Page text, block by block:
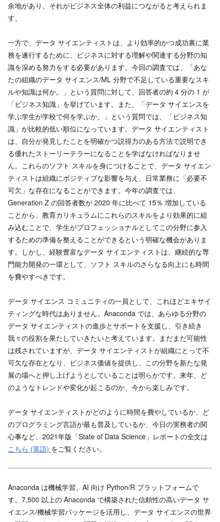
余地があり、それがビジネス全体の利益につながると考えられま
す。
一方で、データ サイエンティストは、より効率的かつ成功裏に業
務を遂行するために、ビジネスに対する理解や関連する分野の知
識を深める努力をする必要があります。今回の調査では、「あな
たの組織のデータ サイエンス/ML 分野で不足している重要なスキ
ルや知識は何か。」という質問に対して、回答者の約 4 分の 1 が
「ビジネス知識」を挙げています。また、「データ サイエンスを
学ぶ学生が学校で何を学ぶか。」という質問では、「ビジネス知
識」が比較的低い順位になっています。データ サイエンティスト
は、自分が発見したことを明確かつ説得力のある方法で説明でき
る優れたストーリーテラーになることを学ばなければなりませ
ん。これらのソフト スキルを身につけることで、データ サイエン
ティストは組織にポジティブな影響を与え、日常業務に「必要不
可欠」な存在になることができます。今年の調査では、
Generation Z の回答者数が 2020 年に比べて 15％ 増加している
ことから、教育カリキュラムにこれらのスキルをより効果的に組
み込むことで、学生がプロフェッショナルとしてこの分野に参入
するための準備を整えることができるという明確な機会がありま
す。しかし、経験豊富なデータ サイエンティストは、継続的な専
門能力開発の一環として、ソフト スキルのさらなる向上にも時間
を費やすべきです。
データ サイエンス コミュニティの一員として、これほどエキサイ
ティングな時代はありません。Anaconda では、あらゆる分野の
データ サイエンティストの進歩とサポートを支援し、引き続き
我々の役割を果たしていきたいと考えています。まだまだ可能性
は残されていますが、データ サイエンティストが組織にとって不
可欠な存在となり、ビジネス価値を提供し、この分野を新たな発
展の場へと押し上げようとしていることは明らかです。来年、ど
のようなトレンドや変化が起こるのか、今から楽しみです。
データ サイエンティストがどのように時間を費やしているか、ど
のプログラミング言語が最も普及しているか、今日の実務者の関
心事など、2021年版「State of Data Science」レポートの全文は
こちら (英語) をご覧ください。
Anaconda は機械学習、AI 向け Python/R プラットフォームで
す。7,500 以上の Anaconda で構築された信頼性の高いデータ サ
イエンス/機械学習パッケージを活用し、データ サイエンスの世界